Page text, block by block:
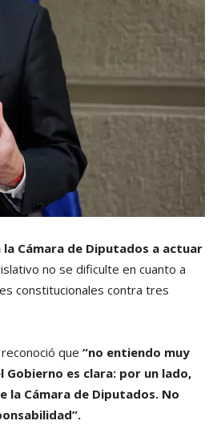
la Cámara de Diputados a actuar
no se dificulte en cuanto a
constitucionales contra tres
que “no entiendo muy
es clara: por un lado,
la Cámara de Diputados. No